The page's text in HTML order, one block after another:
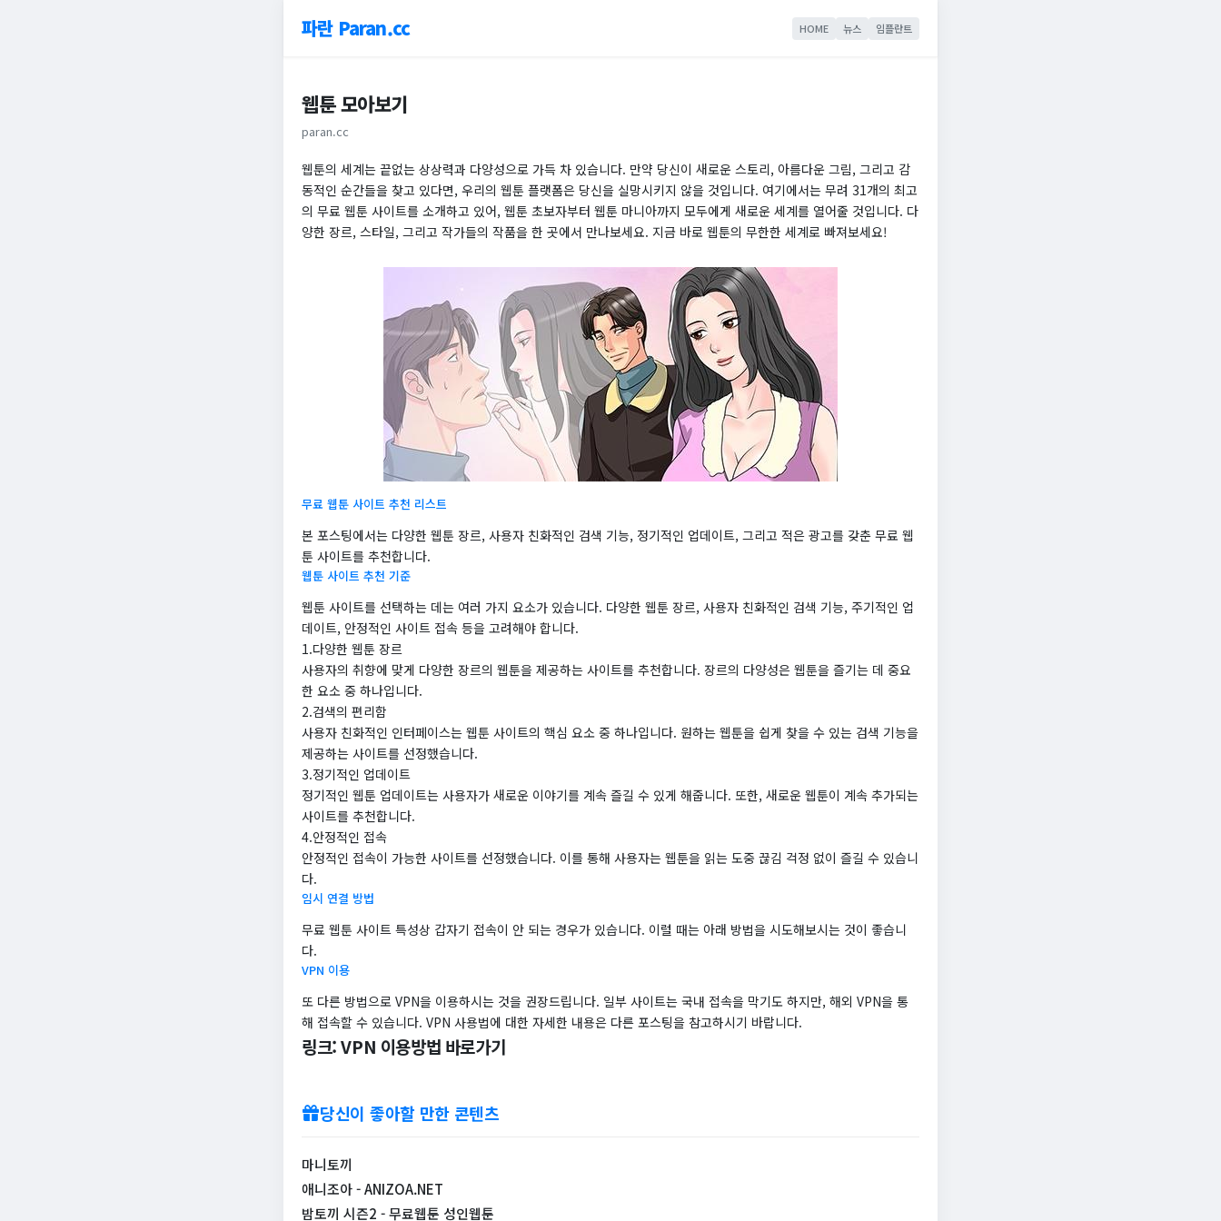
파란 Paran.cc HOME 뉴스 임플란트
웹툰 모아보기
paran.cc
웹툰의 세계는 끝없는 상상력과 다양성으로 가득 차 있습니다. 만약 당신이 새로운 스토리, 아름다운 그림, 그리고 감
동적인 순간들을 찾고 있다면, 우리의 웹툰 플랫폼은 당신을 실망시키지 않을 것입니다. 여기에서는 무려 31개의 최고
의 무료 웹툰 사이트를 소개하고 있어, 웹툰 초보자부터 웹툰 마니아까지 모두에게 새로운 세계를 열어줄 것입니다. 다
양한 장르, 스타일, 그리고 작가들의 작품을 한 곳에서 만나보세요. 지금 바로 웹툰의 무한한 세계로 빠져보세요!
무료 웹툰 사이트 추천 리스트
본 포스팅에서는 다양한 웹툰 장르, 사용자 친화적인 검색 기능, 정기적인 업데이트, 그리고 적은 광고를 갖춘 무료 웹
툰 사이트를 추천합니다.
웹툰 사이트 추천 기준
웹툰 사이트를 선택하는 데는 여러 가지 요소가 있습니다. 다양한 웹툰 장르, 사용자 친화적인 검색 기능, 주기적인 업
데이트, 안정적인 사이트 접속 등을 고려해야 합니다.
1.다양한 웹툰 장르
사용자의 취향에 맞게 다양한 장르의 웹툰을 제공하는 사이트를 추천합니다. 장르의 다양성은 웹툰을 즐기는 데 중요
한 요소 중 하나입니다.
2.검색의 편리함
사용자 친화적인 인터페이스는 웹툰 사이트의 핵심 요소 중 하나입니다. 원하는 웹툰을 쉽게 찾을 수 있는 검색 기능을
제공하는 사이트를 선정했습니다.
3.정기적인 업데이트
정기적인 웹툰 업데이트는 사용자가 새로운 이야기를 계속 즐길 수 있게 해줍니다. 또한, 새로운 웹툰이 계속 추가되는
사이트를 추천합니다.
4.안정적인 접속
안정적인 접속이 가능한 사이트를 선정했습니다. 이를 통해 사용자는 웹툰을 읽는 도중 끊김 걱정 없이 즐길 수 있습니
다.
임시 연결 방법
무료 웹툰 사이트 특성상 갑자기 접속이 안 되는 경우가 있습니다. 이럴 때는 아래 방법을 시도해보시는 것이 좋습니
다.
VPN 이용
또 다른 방법으로 VPN을 이용하시는 것을 권장드립니다. 일부 사이트는 국내 접속을 막기도 하지만, 해외 VPN을 통
해 접속할 수 있습니다. VPN 사용법에 대한 자세한 내용은 다른 포스팅을 참고하시기 바랍니다.
링크: VPN 이용방법 바로가기
당신이 좋아할 만한 콘텐츠
마니토끼
애니조아 - ANIZOA.NET
밤토끼 시즌2 - 무료웹툰 성인웹툰